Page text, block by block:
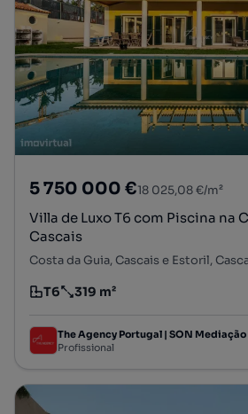
5 750 000 €18 025,08 €/m²
Villa de Luxo T6 com Piscina na
Cascais
Costa da Guia, Cascais e Estoril,
Tipologia
T6
Preço por metro quadrado
319 m²
The Agency Portugal | SON
Profissional